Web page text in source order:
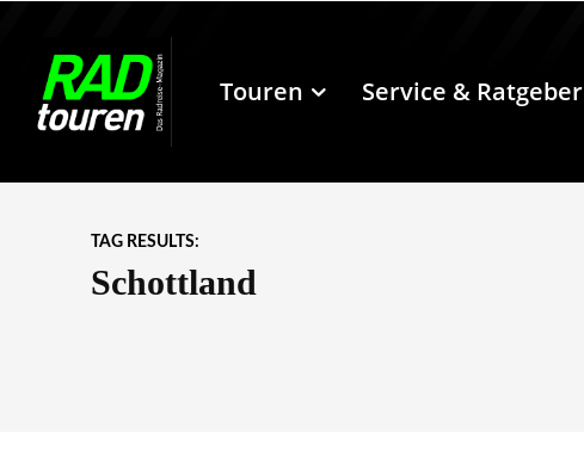
Touren Service & Ratgeber
TAG RESULTS:
Schottland